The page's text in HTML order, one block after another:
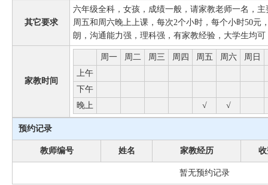
其它要求
六年级全科，女孩，成绩一般，请家教老师一名，
周五和周六晚上上课，每次2个小时，每个小时50元
朗，沟通能力强，理科强，有家教经验，大学生均
家教时间
周一 周二 周三 周四 周五 周六 周日
上午
下午
晚上
√ √
预约记录
教师编号 姓名 家教经历
暂无预约记录